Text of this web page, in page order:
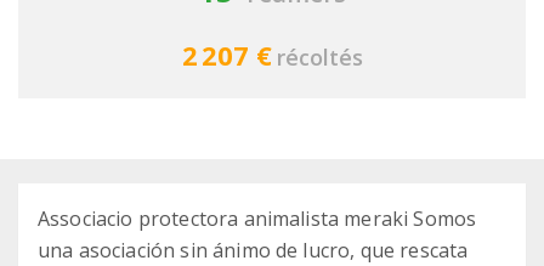
2 207 € récoltés
Associacio protectora animalista meraki Somos
una asociación sin ánimo de lucro, que rescata